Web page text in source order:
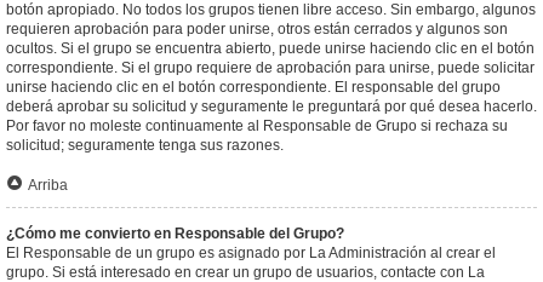
botón apropiado. No todos los grupos tienen libre acceso. Sin embargo, algunos
requieren aprobación para poder unirse, otros están cerrados y algunos son
ocultos. Si el grupo se encuentra abierto, puede unirse haciendo clic en el botón
correspondiente. Si el grupo requiere de aprobación para unirse, puede solicitar
unirse haciendo clic en el botón correspondiente. El responsable del grupo
deberá aprobar su solicitud y seguramente le preguntará por qué desea hacerlo.
Por favor no moleste continuamente al Responsable de Grupo si rechaza su
solicitud; seguramente tenga sus razones.
Arriba
¿Cómo me convierto en Responsable del Grupo?
El Responsable de un grupo es asignado por La Administración al crear el
grupo. Si está interesado en crear un grupo de usuarios, contacte con La